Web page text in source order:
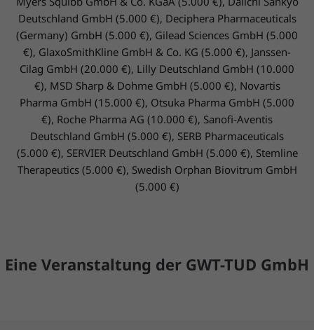
Deutschland GmbH (5.000 €), Deciphera Pharmaceuticals
(Germany) GmbH (5.000 €), Gilead Sciences GmbH (5.000
€), GlaxoSmithKline GmbH & Co. KG (5.000 €), Janssen-
Cilag GmbH (20.000 €), Lilly Deutschland GmbH (10.000
€), MSD Sharp & Dohme GmbH (5.000 €), Novartis
Pharma GmbH (15.000 €), Otsuka Pharma GmbH (5.000
€), Roche Pharma AG (10.000 €), Sanofi-Aventis
Deutschland GmbH (5.000 €), SERB Pharmaceuticals
(5.000 €), SERVIER Deutschland GmbH (5.000 €), Stemline
Therapeutics (5.000 €), Swedish Orphan Biovitrum GmbH
(5.000 €)
Eine Veranstaltung der GWT-TUD GmbH